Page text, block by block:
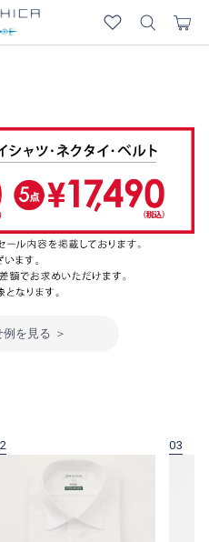
を見る ＞
03